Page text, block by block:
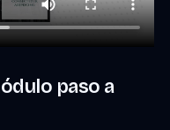
paso a